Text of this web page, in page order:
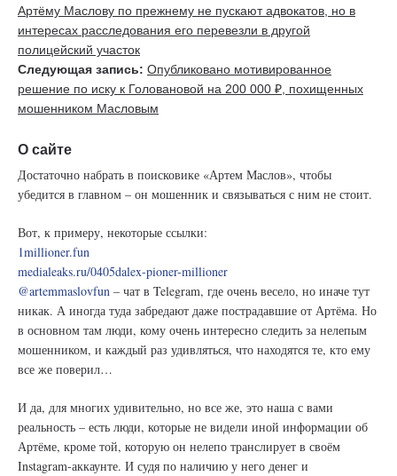
Артёму Маслову по прежнему не пускают адвокатов, но в
интересах расследования его перевезли в другой
полицейский участок
Следующая запись: Опубликовано мотивированное
решение по иску к Головановой на 200 000 ₽, похищенных
мошенником Масловым
О сайте
Достаточно набрать в поисковике «Артем Маслов», чтобы
убедится в главном – он мошенник и связываться с ним не стоит.
Вот, к примеру, некоторые ссылки:
1millioner.fun
medialeaks.ru/0405dalex-pioner-millioner
@artemmaslovfun – чат в Telegram, где очень весело, но иначе тут
никак. А иногда туда забредают даже пострадавшие от Артёма. Но
в основном там люди, кому очень интересно следить за нелепым
мошенником, и каждый раз удивляться, что находятся те, кто ему
все же поверил…
И да, для многих удивительно, но все же, это наша с вами
реальность – есть люди, которые не видели иной информации об
Артёме, кроме той, которую он нелепо транслирует в своём
Instagram-аккаунте. И судя по наличию у него денег и